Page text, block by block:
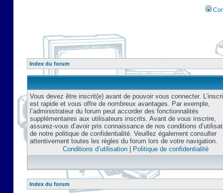
Index du forum
Vous devez être inscrit(e) avant de pouvoir vous connecter.
est rapide et vous offre de nombreux avantages. Par exemple,
l’administrateur du forum peut accorder des fonctionnalités
supplémentaires aux utilisateurs inscrits. Avant de vous inscrire,
assurez-vous d’avoir pris connaissance de nos conditions
de notre politique de confidentialité. Veuillez également consulter
attentivement toutes les règles du forum lors de votre navigation.
Conditions d’utilisation| Politique de confidentialité
Index du forum